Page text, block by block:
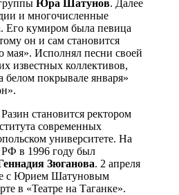
Юра Шатунов. Далее
и многочисленные
Его кумиром была певица
он и сам становится
мая». Исполнял песни своей
известных коллективов,
покрывале января»
становится ректором
современных
университете. На
РФ в 1996 году был
Зюганова. 2 апреля
с Юрием Шатуновым
в «Театре на Таганке».